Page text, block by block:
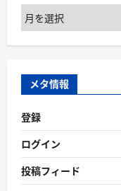
ア
ー
カ
ブ
メタ情報
登録
ログイン
投稿フィード